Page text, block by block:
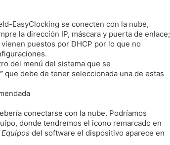
EasyClocking se conecten con la nube,
la dirección IP, máscara y puerta de enlace;
puestos por DHCP por lo que no
del menú del sistema que se
que debe de tener seleccionada una de estas
conectarse con la nube. Podríamos
donde tendremos el icono remarcado en
Equipos del software el dispositivo aparece en